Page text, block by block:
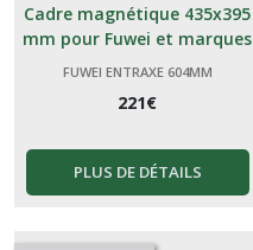
Cadre magnétique 435x395
mm pour Fuwei et marques
génériques Chinoises
FUWEI ENTRAXE 604MM
221€
PLUS DE DÉTAILS